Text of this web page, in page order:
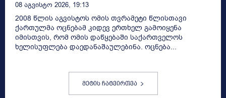
08 Აგვისტო 2026, 19:13
2008 წლის აგვისტოს ომის თვრამეტი წლისთავი
ქართულმა ოცნებამ კიდევ ერთხელ გამოიყენა
იმისთვის, რომ ომის დაწყებაში საქართველოს
ხელისუფლება დაედანაშაულებინა. ოცნება...
მეტის ჩატვირთვა